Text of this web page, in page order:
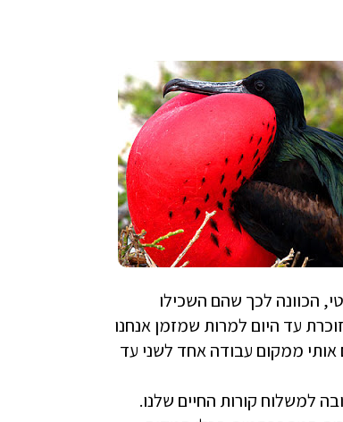
הכוונה לכך שהם השכילו
עד היום למרות שמזמן אנחנו
אותי ממקום עבודה אחד לשני עד
למשלוח קורות החיים שלנו.